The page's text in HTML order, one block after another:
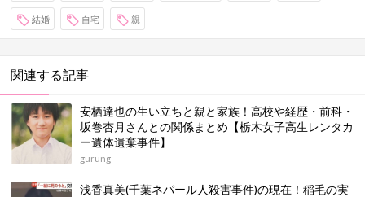
結婚 自宅 親
関連する記事
安栖達也の生い立ちと親と家族！高校や経歴・前科・
坂巻杏月さんとの関係まとめ【栃木女子高生レンタカ
ー遺体遺棄事件】
gurung
浅香真美(千葉ネパール人殺害事件)の現在！稲毛の実